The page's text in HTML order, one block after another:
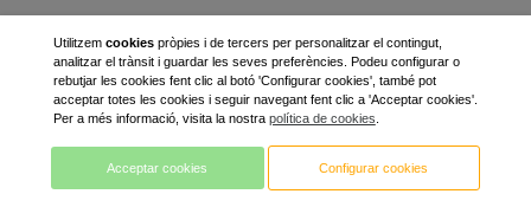
LLEIDA manutenció SL info@lleidamanutencio.com
Utilitzem cookiespròpies i de tercers per personalitzar el contingut,
analitzar el trànsit i guardar les seves preferències. Podeu configurar o
rebutjar les cookies fent clic al botó 'Configurar cookies', també pot
acceptar totes les cookies i seguir navegant fent clic a 'Acceptar cookies'.
Per a més informació, visita la nostra política de cookies
Acceptar cookies Configurar cookies